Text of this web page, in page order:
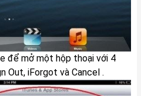
để mở một hộp thoại với 4
Out, iForgot và Cancel .